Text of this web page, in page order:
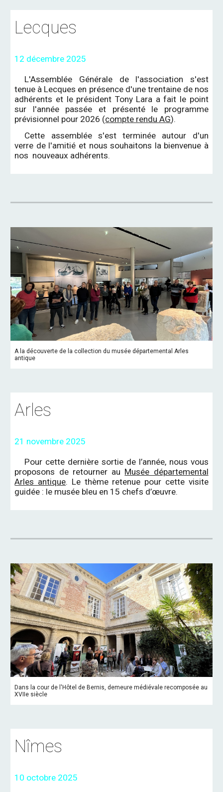
Lecques
12 décembre 2025
L'Assemblée Générale de l'association s'est
tenue à Lecques en présence d'une trentaine de nos
adhérents et le président Tony Lara a fait le point
sur l'année passée et présenté le programme
prévisionnel pour 2026 (compte rendu AG).
Cette assemblée s'est terminée autour d'un
verre de l'amitié et nous souhaitons la bienvenue à
nos nouveaux adhérents.
A la découverte de la collection du musée départemental Arles
antique
Arles
21 novembre 2025
Pour cette dernière sortie de l’année, nous vous
proposons de retourner au Musée départemental
Arles antique. Le thème retenue pour cette visite
guidée : le musée bleu en 15 chefs d’œuvre.
Dans la cour de l'Hôtel de Bernis, demeure médiévale recomposée au
XVIIe siècle
Nîmes
10 octobre 2025